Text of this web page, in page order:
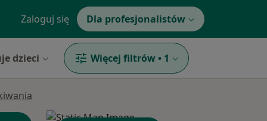
Zaloguj się Dla profesjonalistów
dzieci Więcej filtrów • 1